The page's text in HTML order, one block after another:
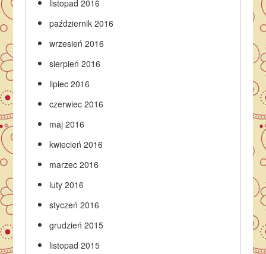
listopad 2016
październik 2016
wrzesień 2016
sierpień 2016
lipiec 2016
czerwiec 2016
maj 2016
kwiecień 2016
marzec 2016
luty 2016
styczeń 2016
grudzień 2015
listopad 2015